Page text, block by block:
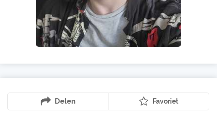
Delen Favoriet